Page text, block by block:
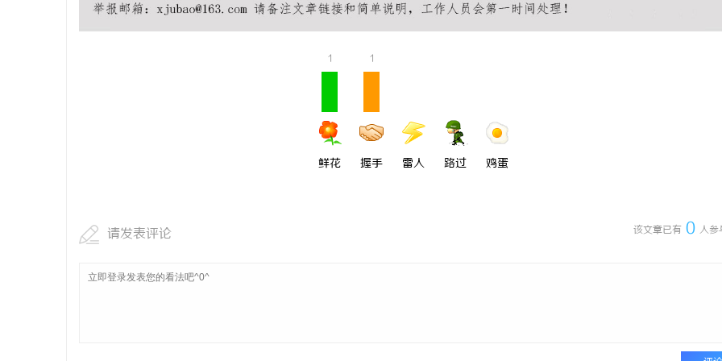
1
鲜花
1
握手 雷人 路过 鸡蛋
该文章已有 0 人参
请发表评论